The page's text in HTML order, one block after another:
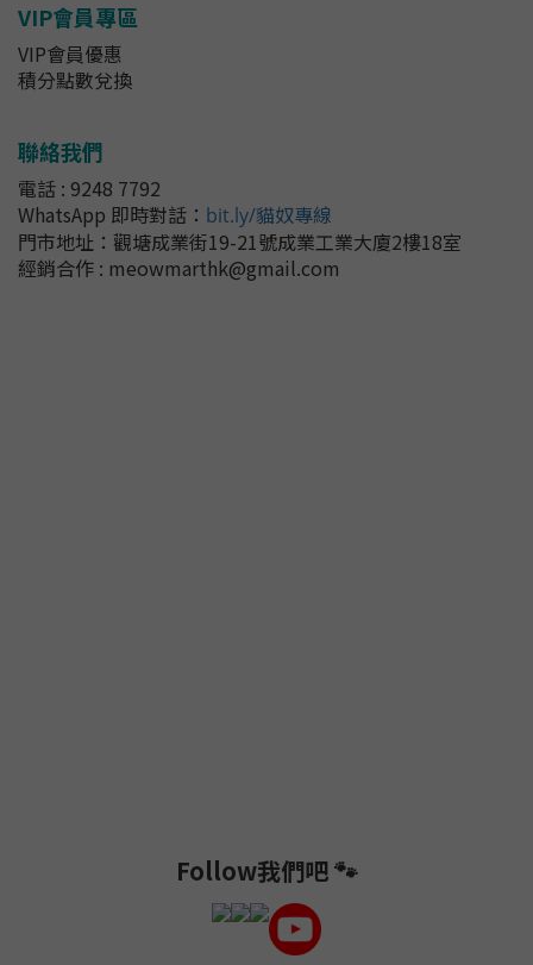
VIP會員專區
VIP會員優惠
積分點數兌換
聯絡我們
電話 : 9248 7792
WhatsApp 即時對話 ： bit.ly/貓奴專線
門市地址： 觀塘成業街19-21號成業工業大廈2樓18室
經銷合作 : meowmarthk@gmail.com
Follow我們吧 🐾